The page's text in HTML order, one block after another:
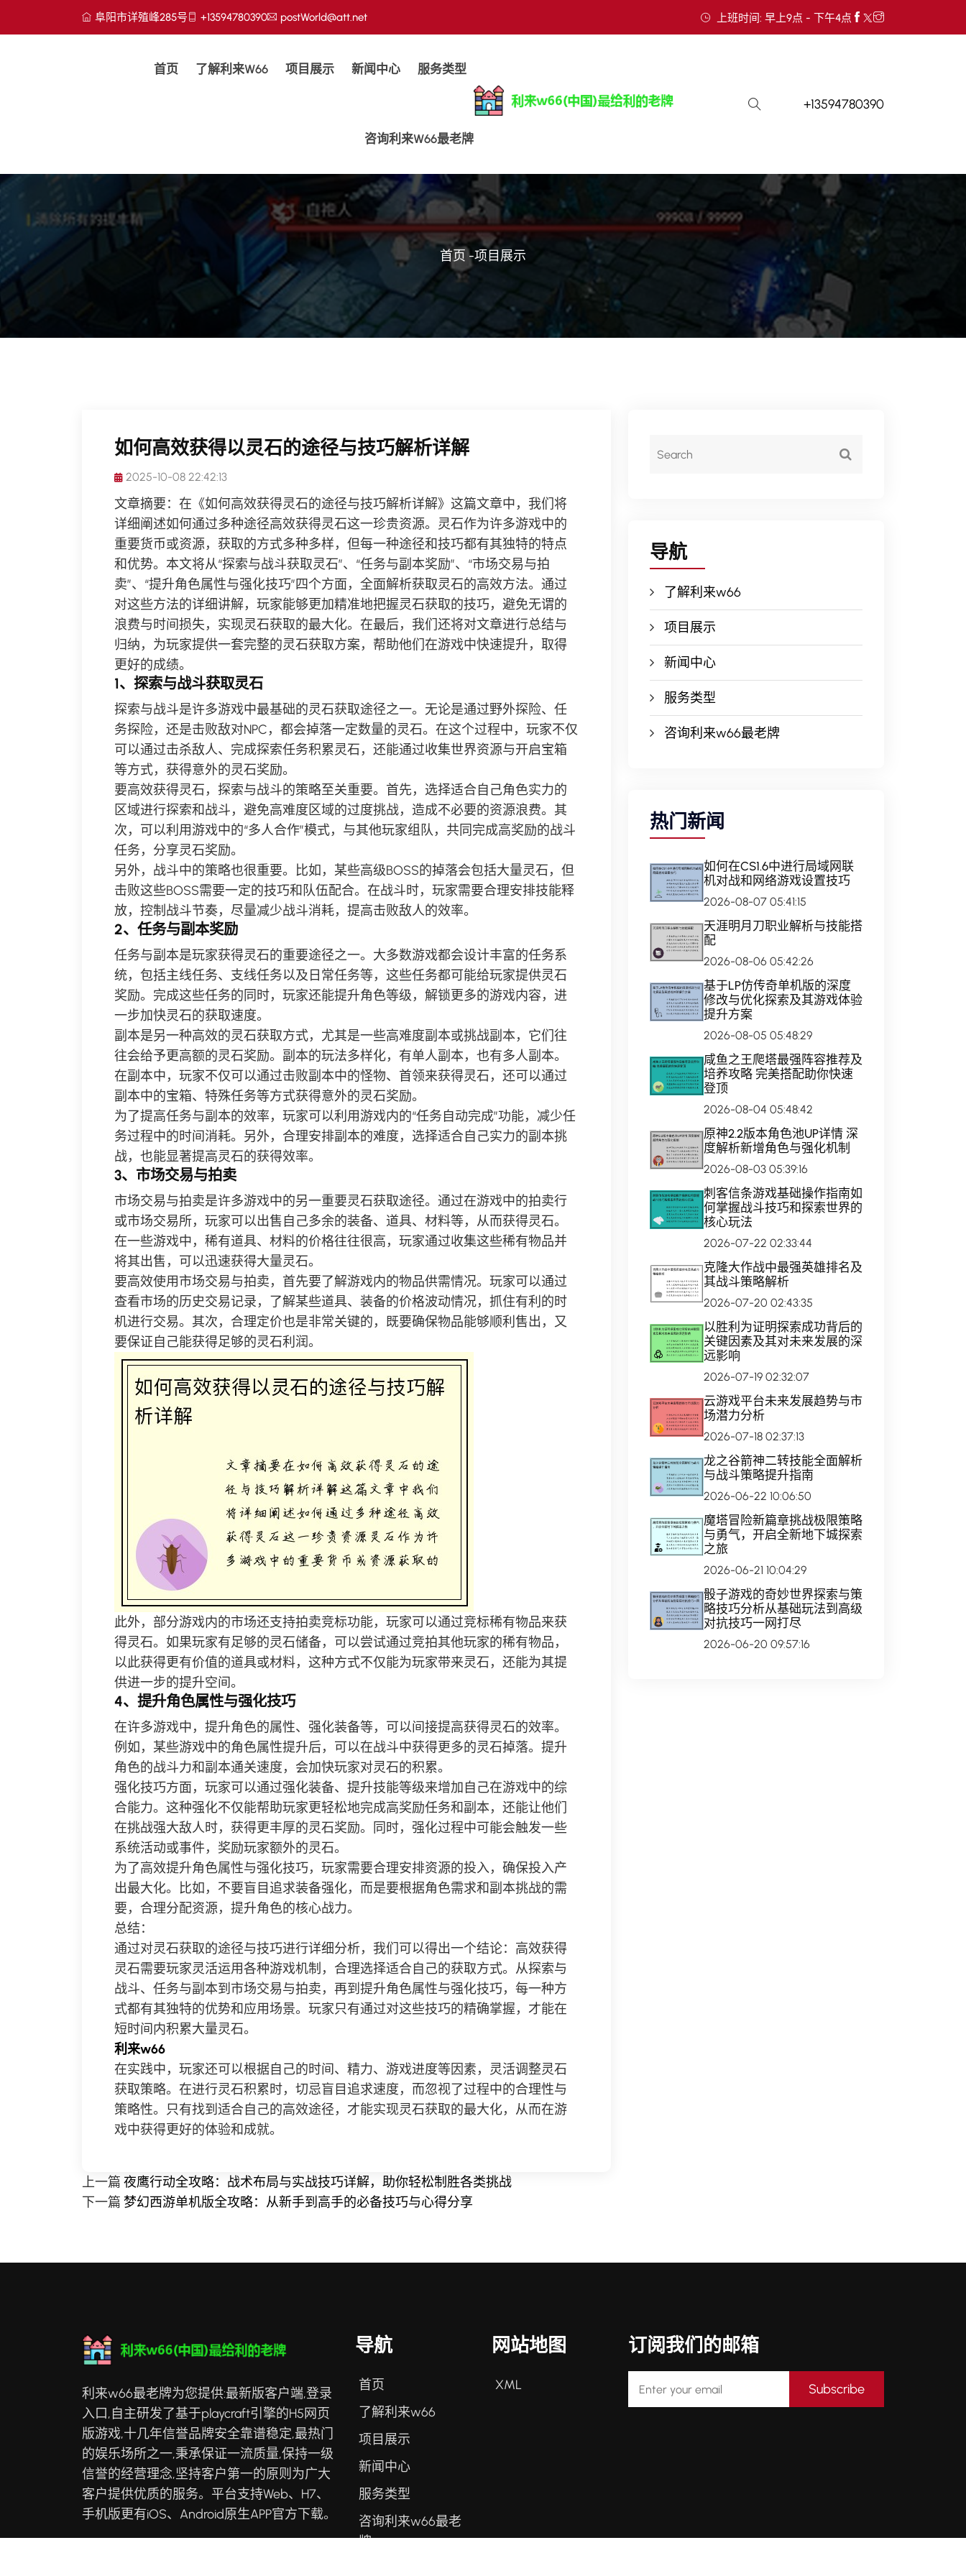
阜阳市详殖峰285号 +13594780390 postWorld@att.net 上班时间: 早上9点 - 下午4点
首页 了解利来w66 项目展示 新闻中心 服务类型
咨询利来w66最老牌
+13594780390
首页 -项目展示
如何高效获得以灵石的途径与技巧解析详解
2025-10-08 22:42:13
文章摘要：在《如何高效获得灵石的途径与技巧解析详解》这篇文章中，我们将
详细阐述如何通过多种途径高效获得灵石这一珍贵资源。灵石作为许多游戏中的
重要货币或资源，获取的方式多种多样，但每一种途径和技巧都有其独特的特点
和优势。本文将从“探索与战斗获取灵石”、“任务与副本奖励”、“市场交易与拍
卖”、“提升角色属性与强化技巧”四个方面，全面解析获取灵石的高效方法。通过
对这些方法的详细讲解，玩家能够更加精准地把握灵石获取的技巧，避免无谓的
浪费与时间损失，实现灵石获取的最大化。在最后，我们还将对文章进行总结与
归纳，为玩家提供一套完整的灵石获取方案，帮助他们在游戏中快速提升，取得
更好的成绩。
1、探索与战斗获取灵石
探索与战斗是许多游戏中最基础的灵石获取途径之一。无论是通过野外探险、任
务探险，还是击败敌对NPC，都会掉落一定数量的灵石。在这个过程中，玩家不仅
可以通过击杀敌人、完成探索任务积累灵石，还能通过收集世界资源与开启宝箱
等方式，获得意外的灵石奖励。
要高效获得灵石，探索与战斗的策略至关重要。首先，选择适合自己角色实力的
区域进行探索和战斗，避免高难度区域的过度挑战，造成不必要的资源浪费。其
次，可以利用游戏中的“多人合作”模式，与其他玩家组队，共同完成高奖励的战斗
任务，分享灵石奖励。
另外，战斗中的策略也很重要。比如，某些高级BOSS的掉落会包括大量灵石，但
击败这些BOSS需要一定的技巧和队伍配合。在战斗时，玩家需要合理安排技能释
放，控制战斗节奏，尽量减少战斗消耗，提高击败敌人的效率。
2、任务与副本奖励
任务与副本是玩家获得灵石的重要途径之一。大多数游戏都会设计丰富的任务系
统，包括主线任务、支线任务以及日常任务等，这些任务都可能给玩家提供灵石
奖励。完成这些任务的同时，玩家还能提升角色等级，解锁更多的游戏内容，进
一步加快灵石的获取速度。
副本是另一种高效的灵石获取方式，尤其是一些高难度副本或挑战副本，它们往
往会给予更高额的灵石奖励。副本的玩法多样化，有单人副本，也有多人副本。
在副本中，玩家不仅可以通过击败副本中的怪物、首领来获得灵石，还可以通过
副本中的宝箱、特殊任务等方式获得意外的灵石奖励。
为了提高任务与副本的效率，玩家可以利用游戏内的“任务自动完成”功能，减少任
务过程中的时间消耗。另外，合理安排副本的难度，选择适合自己实力的副本挑
战，也能显著提高灵石的获得效率。
3、市场交易与拍卖
市场交易与拍卖是许多游戏中的另一重要灵石获取途径。通过在游戏中的拍卖行
或市场交易所，玩家可以出售自己多余的装备、道具、材料等，从而获得灵石。
在一些游戏中，稀有道具、材料的价格往往很高，玩家通过收集这些稀有物品并
将其出售，可以迅速获得大量灵石。
要高效使用市场交易与拍卖，首先要了解游戏内的物品供需情况。玩家可以通过
查看市场的历史交易记录，了解某些道具、装备的价格波动情况，抓住有利的时
机进行交易。其次，合理定价也是非常关键的，既要确保物品能够顺利售出，又
要保证自己能获得足够的灵石利润。
此外，部分游戏内的市场还支持拍卖竞标功能，玩家可以通过竞标稀有物品来获
得灵石。如果玩家有足够的灵石储备，可以尝试通过竞拍其他玩家的稀有物品，
以此获得更有价值的道具或材料，这种方式不仅能为玩家带来灵石，还能为其提
供进一步的提升空间。
4、提升角色属性与强化技巧
在许多游戏中，提升角色的属性、强化装备等，可以间接提高获得灵石的效率。
例如，某些游戏中的角色属性提升后，可以在战斗中获得更多的灵石掉落。提升
角色的战斗力和副本通关速度，会加快玩家对灵石的积累。
强化技巧方面，玩家可以通过强化装备、提升技能等级来增加自己在游戏中的综
合能力。这种强化不仅能帮助玩家更轻松地完成高奖励任务和副本，还能让他们
在挑战强大敌人时，获得更丰厚的灵石奖励。同时，强化过程中可能会触发一些
系统活动或事件，奖励玩家额外的灵石。
为了高效提升角色属性与强化技巧，玩家需要合理安排资源的投入，确保投入产
出最大化。比如，不要盲目追求装备强化，而是要根据角色需求和副本挑战的需
要，合理分配资源，提升角色的核心战力。
总结：
通过对灵石获取的途径与技巧进行详细分析，我们可以得出一个结论：高效获得
灵石需要玩家灵活运用各种游戏机制，合理选择适合自己的获取方式。从探索与
战斗、任务与副本到市场交易与拍卖，再到提升角色属性与强化技巧，每一种方
式都有其独特的优势和应用场景。玩家只有通过对这些技巧的精确掌握，才能在
短时间内积累大量灵石。
利来w66
在实践中，玩家还可以根据自己的时间、精力、游戏进度等因素，灵活调整灵石
获取策略。在进行灵石积累时，切忌盲目追求速度，而忽视了过程中的合理性与
策略性。只有找到适合自己的高效途径，才能实现灵石获取的最大化，从而在游
戏中获得更好的体验和成就。
上一篇 夜鹰行动全攻略：战术布局与实战技巧详解，助你轻松制胜各类挑战
下一篇 梦幻西游单机版全攻略：从新手到高手的必备技巧与心得分享
导航
了解利来w66
项目展示
新闻中心
服务类型
咨询利来w66最老牌
热门新闻
如何在CS1.6中进行局域网联
机对战和网络游戏设置技巧
2026-08-07 05:41:15
天涯明月刀职业解析与技能搭
配
2026-08-06 05:42:26
基于LP仿传奇单机版的深度
修改与优化探索及其游戏体验
提升方案
2026-08-05 05:48:29
咸鱼之王爬塔最强阵容推荐及
培养攻略 完美搭配助你快速
登顶
2026-08-04 05:48:42
原神2.2版本角色池UP详情 深
度解析新增角色与强化机制
2026-08-03 05:39:16
刺客信条游戏基础操作指南如
何掌握战斗技巧和探索世界的
核心玩法
2026-07-22 02:33:44
克隆大作战中最强英雄排名及
其战斗策略解析
2026-07-20 02:43:35
以胜利为证明探索成功背后的
关键因素及其对未来发展的深
远影响
2026-07-19 02:32:07
云游戏平台未来发展趋势与市
场潜力分析
2026-07-18 02:37:13
龙之谷箭神二转技能全面解析
与战斗策略提升指南
2026-06-22 10:06:50
魔塔冒险新篇章挑战极限策略
与勇气，开启全新地下城探索
之旅
2026-06-21 10:04:29
骰子游戏的奇妙世界探索与策
略技巧分析从基础玩法到高级
对抗技巧一网打尽
2026-06-20 09:57:16
利来w66最老牌为您提供:最新版客户端,登录
入口,自主研发了基于playcraft引擎的H5网页
版游戏,十几年信誉品牌安全靠谱稳定,最热门
的娱乐场所之一,秉承保证一流质量,保持一级
信誉的经营理念,坚持客户第一的原则为广大
客户提供优质的服务。平台支持Web、H7、
手机版更有iOS、Android原生APP官方下载。
导航
首页
了解利来w66
项目展示
新闻中心
服务类型
咨询利来w66最老
牌
网站地图
XML
订阅我们的邮箱
Subscribe